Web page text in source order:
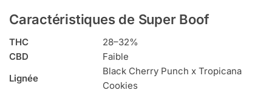
Caractéristiques de Super Boof
THC
28–32%
CBD
Faible
Lignée
Black Cherry Punch x Tropicana
Cookies